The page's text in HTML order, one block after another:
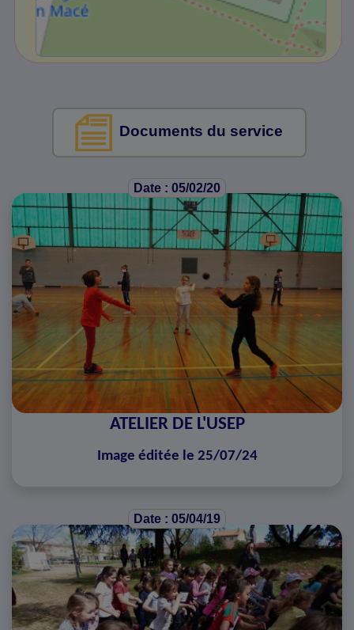
Documents du service
Date : 05/02/20
ATELIER DE L'USEP
Image éditée le 25/07/24
Date : 05/04/19